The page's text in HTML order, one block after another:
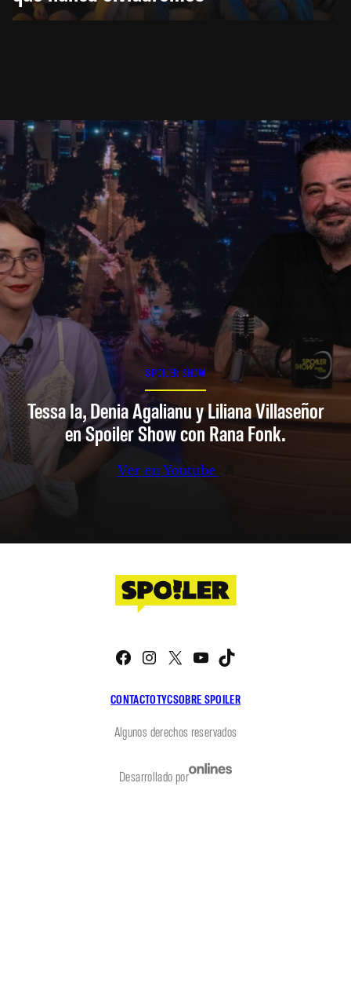
SPOILER SHOW
Tessa Ia, Denia Agalianu y Liliana Villaseñor
en Spoiler Show con Rana Fonk.
Ver en Youtube
CONTACTOTYCSOBRE SPOILER
Facebook
Instagram
X YouTube
Algunos derechos reservados
Desarrollado por